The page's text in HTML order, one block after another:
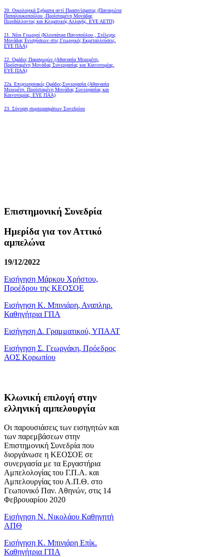
20. Οικολογικά Σχήματα αντί Πρασινίσματος (Παναγιώτα
Παπαλουκοπούλου ,Προϊσταμένη Μονάδας
Περιβάλλοντος και Κλιματικής Αλλαγής, ΕΥΕ ΑΕΤΠ)
21. Νέοι Γεωργοί (Κλεοπάτρα Πανοπούλου , Στέλεχος
Μονάδας Ενισχύσεων στις Γεωργικές Εκμεταλλεύσεις,
ΕΥΕ ΠΑΑ)
22. Ομάδες Παραγωγών (Αθανασία Μερεμέτη,
Προϊσταμένη Μονάδας Συνεργασίας και Καινοτομίας,
ΕΥΕ ΠΑΑ)
22a. Επιχειρησιακές Ομάδες-Συνεργασία (Αθανασία
Μερεμέτη, Προϊσταμένη Μονάδας Συνεργασίας και
Καινοτομίας, ΕΥΕ ΠΑΑ)
23. Σύνοψη συμπερασμάτων Συνεδρίου
Επιστημονική Συνεδρία
Ημερίδα για τον Αττικό
αμπελώνα
19/12/2022
Εισήγηση Μάρκου Χρήστου,
Προέδρου της ΚΕΟΣΟΕ
Εισήγηση Κ. Μπινιάρη, Αναπληρ.
Καθηγήτρια ΓΠΑ
Εισήγηση Δ. Γραμματικού, ΥΠΑΑΤ
Εισήγηση Σ. Γεωργάκη, Πρόεδρος
ΑΟΣ Κορωπίου
Κλωνική επιλογή στην
ελληνική αμπελουργία
Οι παρουσιάσεις των εισηγητών και
των παρεμβάσεων στην
Επιστημονική Συνεδρία που
διοργάνωσε η ΚΕΟΣΟΕ σε
συνεργασία με τα Εργαστήρια
Αμπελολογίας του Γ.Π.Α. και
Αμπελουργίας του Α.Π.Θ. στο
Γεωπονικό Παν. Αθηνών, στις 14
Φεβρουαρίου 2020
Εισήγηση Ν. Νικολάου Καθηγητή
ΑΠΘ
Εισήγηση Κ. Μπινιάρη Επίκ.
Καθηγήτρια ΓΠΑ